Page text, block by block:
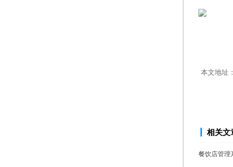
本文地址：
相关文
餐饮店管理